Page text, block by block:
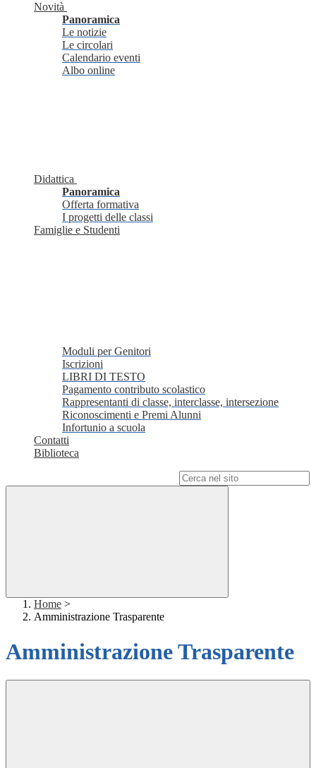
Novità
Panoramica
Le notizie
Le circolari
Calendario eventi
Albo online
Didattica
Panoramica
Offerta formativa
I progetti delle classi
Famiglie e Studenti
Moduli per Genitori
Iscrizioni
LIBRI DI TESTO
Pagamento contributo scolastico
Rappresentanti di classe, interclasse, intersezione
Riconoscimenti e Premi Alunni
Infortunio a scuola
Contatti
Biblioteca
Home >
Amministrazione Trasparente
Amministrazione Trasparente